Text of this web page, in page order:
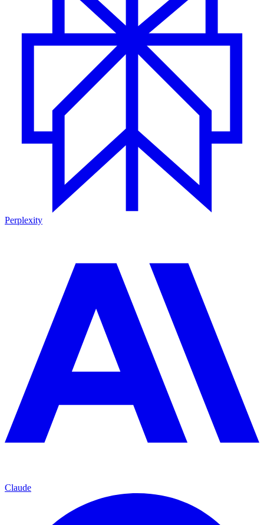
Perplexity
Claude